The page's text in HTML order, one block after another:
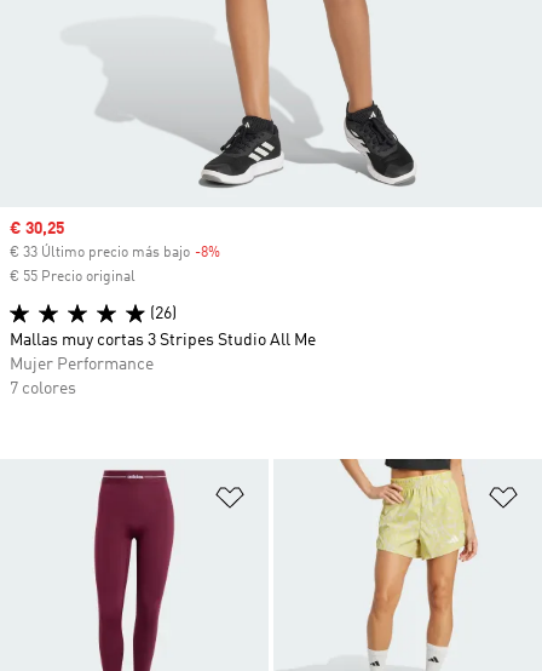
Añadir a la lista de deseos
Precio de venta
€ 30,25
€ 33 Último precio más bajo -8%
€ 55 Precio original
(26)
Mallas muy cortas 3 Stripes Studio All Me
Mujer Performance
7 colores